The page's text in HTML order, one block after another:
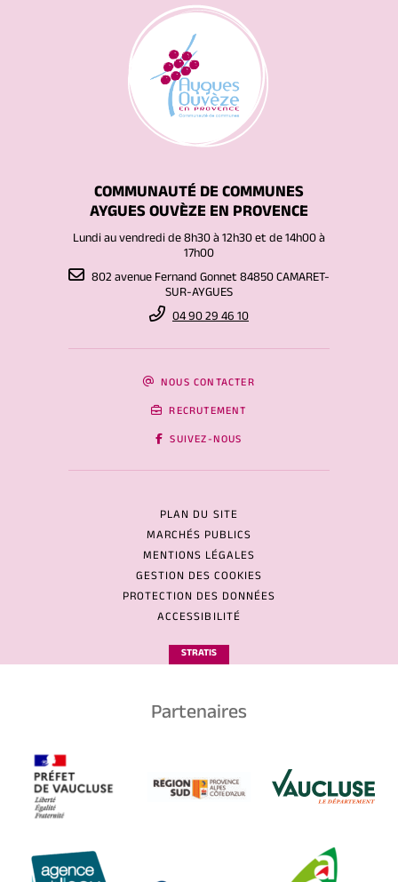
COMMUNAUTÉ DE COMMUNES
AYGUES OUVÈZE EN PROVENCE
Lundi au vendredi de 8h30 à 12h30 et de 14h00 à
17h00
802 avenue Fernand Gonnet 84850 CAMARET-
SUR-AYGUES
04 90 29 46 10
NOUS CONTACTER
RECRUTEMENT
SUIVEZ-NOUS
PLAN DU SITE
MARCHÉS PUBLICS
MENTIONS LÉGALES
GESTION DES COOKIES
PROTECTION DES DONNÉES
ACCESSIBILITÉ
STRATIS
Partenaires